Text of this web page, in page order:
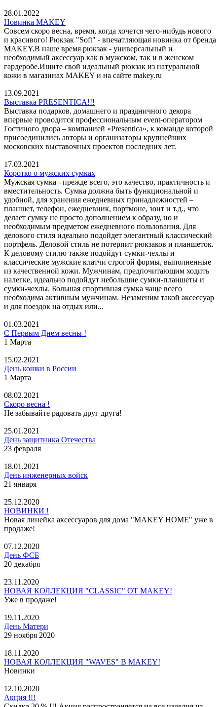
28.01.2022
Новинка MAKEY
Совсем скоро весна, время, когда хочется чего-нибудь нового
и красивого! Рюкзак "Soft" - впечатляющая новинка от бренда
MAKEY.В наше время рюкзак - универсальный и
необходимый аксессуар как в мужском, так и в женском
гардеробе.Ищите свой идеальный рюкзак из натуральной
кожи в магазинах MAKEY и на сайте makey.ru
13.09.2021
Выставка PRESENTICA!!!
Выставка подарков, домашнего и праздничного декора
впервые проводится профессиональным event-оператором
Гостиного двора – компанией «Presentica», к команде которой
присоединились авторы и организаторы крупнейших
московских выставочных проектов последних лет.
17.03.2021
Коротко о мужских сумках
Мужская сумка - прежде всего, это качество, практичность и
вместительность. Сумка должна быть функциональной и
удобной, для хранения ежедневных принадлежностей –
планшет, телефон, ежедневник, портмоне, зонт и т.д., что
делает сумку не просто дополнением к образу, но и
необходимым предметом ежедневного пользования. Для
делового стиля идеально подойдет элегантный классический
портфель. Деловой стиль не потерпит рюкзаков и планшеток.
К деловому стилю также подойдут сумки-чехлы и
классические мужские клатчи строгой формы, выполненные
из качественной кожи. Мужчинам, предпочитающим ходить
налегке, идеально подойдут небольшие сумки-планшеты и
сумки-чехлы. Большая спортивная сумка чаще всего
необходима активным мужчинам. Незаменим такой аксессуар
и для поездок на отдых или...
01.03.2021
С Первым Днем весны !
1 Марта
15.02.2021
День кошки в России
1 Марта
08.02.2021
Скоро весна !
Не забывайте радовать друг друга!
25.01.2021
День защитника Отечества
23 февраля
18.01.2021
День инженерных войск
21 января
25.12.2020
НОВИНКИ !
Новая линейка аксессуаров для дома "MAKEY HOME" уже в
продаже!
07.12.2020
День ФСБ
20 декабря
23.11.2020
НОВАЯ КОЛЛЕКЦИЯ "CLASSIC" ОТ MAKEY!
Уже в продаже!
19.11.2020
День Матери
29 ноября 2020
18.11.2020
НОВАЯ КОЛЛЕКЦИЯ "WAVES" В MAKEY!
Новинки
12.10.2020
Акция !!!